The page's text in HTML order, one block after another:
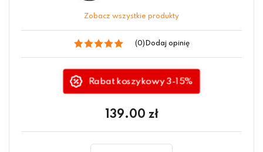
Zobacz wszystkie produkty
(0) Dodaj opinię
Rabat koszykowy 3-15%
139.00 zł